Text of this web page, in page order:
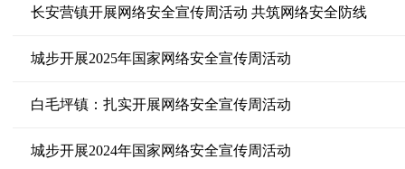
长安营镇开展网络安全宣传周活动 共筑网络安全防线
城步开展2025年国家网络安全宣传周活动
白毛坪镇：扎实开展网络安全宣传周活动
城步开展2024年国家网络安全宣传周活动